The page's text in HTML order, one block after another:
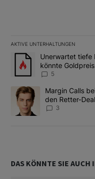
AKTIVE UNTERHALTUNGEN
Das Folgende ist eine
Ein Trendartikel mit
Unerwartet tiefe
könnte
5
Ein Trendartikel mit dem
Margin Calls
den Retter-Deal
3
DAS KÖNNTE SIE AUCH